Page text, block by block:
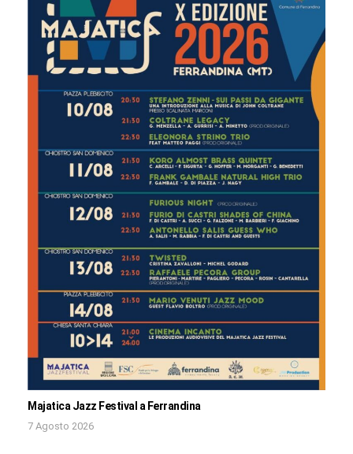
Majatica Jazz Festival a Ferrandina
7 Agosto 2026